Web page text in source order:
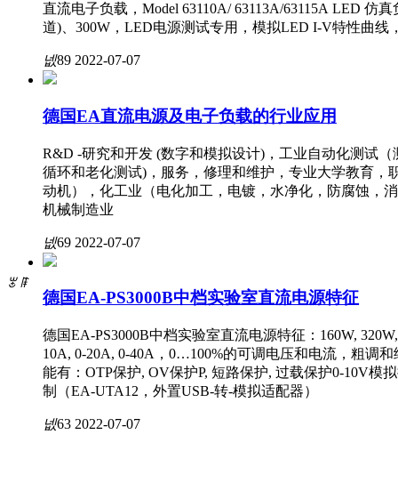
直流电子负载，Model 63110A/ 63113A/63115A LED 仿
道)、300W，LED电源测试专用，模拟LED I-V特性曲线
넶89 2022-07-07
德国EA直流电源及电子负载的行业应用
R&D -研究和开发 (数字和模拟设计)，工业自动化测试
循环和老化测试)，服务，修理和维护，专业大学教育
动机），化工业（电化加工，电镀，水净化，防腐蚀，
机械制造业
넶69 2022-07-07
德国EA-PS3000B中档实验室直流电源特征
德国EA-PS3000B中档实验室直流电源特征：160W,
10A, 0-20A, 0-40A，0…100%的可调电压和电流，粗调
能有：OTP保护, OV保护P, 短路保护, 过载保护0-10V模
制（EA-UTA12，外置USB-转-模拟适配器）
넶63 2022-07-07
ꂃ ꁹ